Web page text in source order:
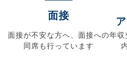
面接
面接が不安な方へ、 面接への
同席も行っています
年収